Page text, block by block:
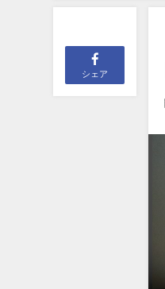
シェア